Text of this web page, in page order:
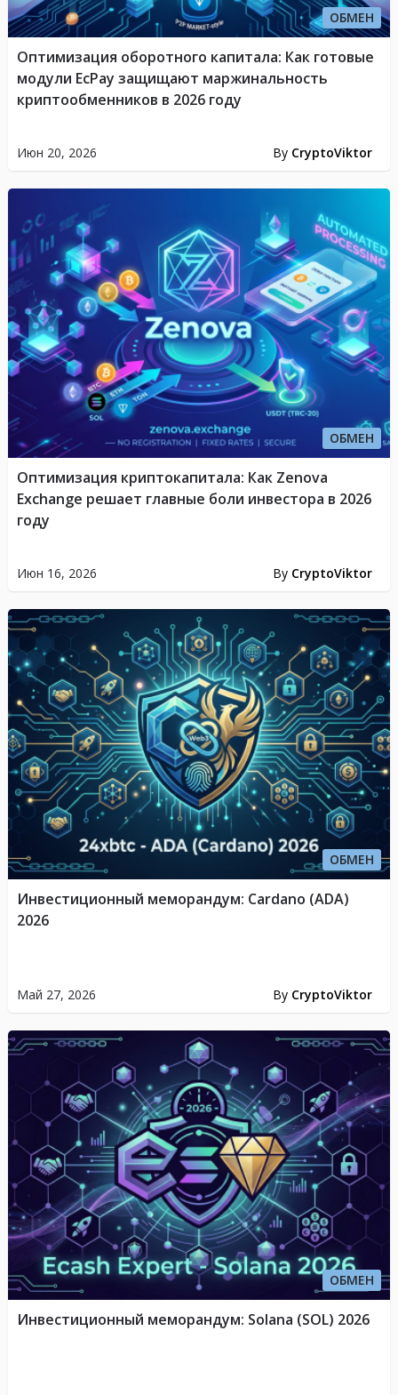
ОБМЕН
Июн 20, 2026 By CryptoViktor
Оптимизация оборотного капитала: Как готовые
модули EcPay защищают маржинальность
криптообменников в 2026 году
ОБМЕН
Июн 16, 2026 By CryptoViktor
Оптимизация криптокапитала: Как Zenova
Exchange решает главные боли инвестора в 2026
году
ОБМЕН
Май 27, 2026 By CryptoViktor
Инвестиционный меморандум: Cardano (ADA)
2026
ОБМЕН
Инвестиционный меморандум: Solana (SOL) 2026